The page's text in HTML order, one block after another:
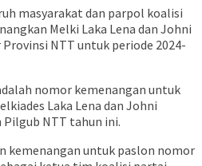
masyarakat dan parpol koalisi
Melki Laka Lena dan Johni
NTT untuk periode 2024-
nomor kemenangan untuk
Laka Lena dan Johni
NTT tahun ini.
kemenangan untuk paslon nomor